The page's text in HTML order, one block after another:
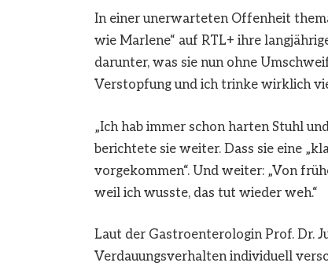
In einer unerwarteten Offenheit
wie Marlene“ auf RTL+ ihre
darunter, was sie nun ohne
Verstopfung und ich trinke wirklich
„Ich hab immer schon harten Stuhl
berichtete sie weiter. Dass sie eine
vorgekommen“. Und weiter: „Von
weil ich wusste, das tut wieder weh.“
Laut der Gastroenterologin Prof. Dr.
Verdauungsverhalten individuell